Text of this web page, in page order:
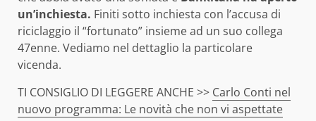
un’inchiesta. Finiti sotto inchiesta con l’accusa di
riciclaggio il “fortunato” insieme ad un suo collega
47enne. Vediamo nel dettaglio la particolare
vicenda.
TI CONSIGLIO DI LEGGERE ANCHE >> Carlo Conti nel
nuovo programma: Le novità che non vi aspettate